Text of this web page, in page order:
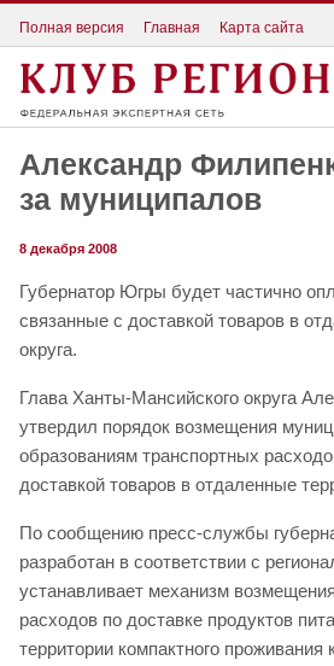
Полная версия Главная Карта сайта
Александр
за муниципалов
8 декабря 2008
Губернатор Югры будет частично
связанные с доставкой товаров в
округа.
Глава Ханты-Мансийского округа
утвердил порядок возмещения
образованиям транспортных
доставкой товаров в отдаленные
По сообщению пресс-службы
разработан в соответствии с
устанавливает механизм
расходов по доставке продуктов
территории компактного проживания